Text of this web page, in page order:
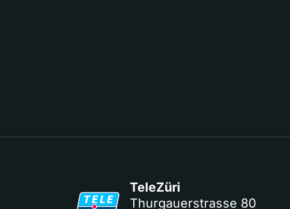
TeleZüri
Thurgauerstrasse 80